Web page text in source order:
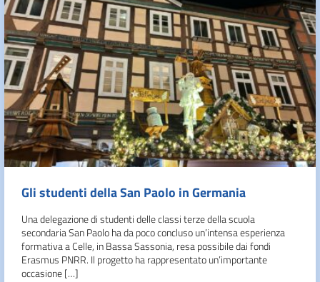
Gli studenti della San Paolo in Germania
Una delegazione di studenti delle classi terze della scuola
secondaria San Paolo ha da poco concluso un’intensa esperienza
formativa a Celle, in Bassa Sassonia, resa possibile dai fondi
Erasmus PNRR. Il progetto ha rappresentato un’importante
occasione […]